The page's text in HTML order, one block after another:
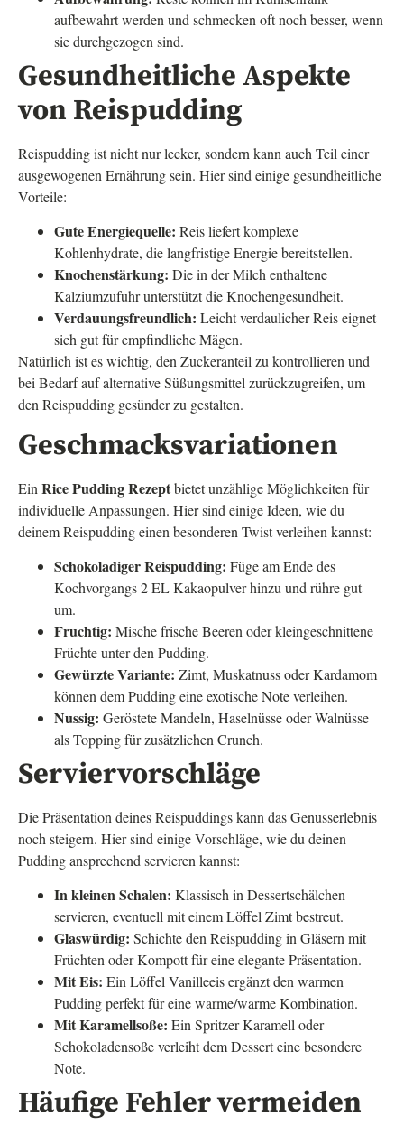
aufbewahrt werden und schmecken oft noch besser, wenn
sie durchgezogen sind.
Gesundheitliche Aspekte
von Reispudding
Reispudding ist nicht nur lecker, sondern kann auch Teil einer
ausgewogenen Ernährung sein. Hier sind einige gesundheitliche
Vorteile:
Gute Energiequelle: Reis liefert komplexe
Kohlenhydrate, die langfristige Energie bereitstellen.
Knochenstärkung: Die in der Milch enthaltene
Kalziumzufuhr unterstützt die Knochengesundheit.
Verdauungsfreundlich: Leicht verdaulicher Reis eignet
sich gut für empfindliche Mägen.
Natürlich ist es wichtig, den Zuckeranteil zu kontrollieren und
bei Bedarf auf alternative Süßungsmittel zurückzugreifen, um
den Reispudding gesünder zu gestalten.
Geschmacksvariationen
Ein Rice Pudding Rezeptbietet unzählige Möglichkeiten für
individuelle Anpassungen. Hier sind einige Ideen, wie du
deinem Reispudding einen besonderen Twist verleihen kannst:
Schokoladiger Reispudding: Füge am Ende des
Kochvorgangs 2 EL Kakaopulver hinzu und rühre gut
um.
Fruchtig: Mische frische Beeren oder kleingeschnittene
Früchte unter den Pudding.
Gewürzte Variante: Zimt, Muskatnuss oder Kardamom
können dem Pudding eine exotische Note verleihen.
Nussig: Geröstete Mandeln, Haselnüsse oder Walnüsse
als Topping für zusätzlichen Crunch.
Serviervorschläge
Die Präsentation deines Reispuddings kann das Genusserlebnis
noch steigern. Hier sind einige Vorschläge, wie du deinen
Pudding ansprechend servieren kannst:
In kleinen Schalen: Klassisch in Dessertschälchen
servieren, eventuell mit einem Löffel Zimt bestreut.
Glaswürdig: Schichte den Reispudding in Gläsern mit
Früchten oder Kompott für eine elegante Präsentation.
Mit Eis: Ein Löffel Vanilleeis ergänzt den warmen
Pudding perfekt für eine warme/warme Kombination.
Mit Karamellsoße: Ein Spritzer Karamell oder
Schokoladensoße verleiht dem Dessert eine besondere
Note.
Häufige Fehler vermeiden